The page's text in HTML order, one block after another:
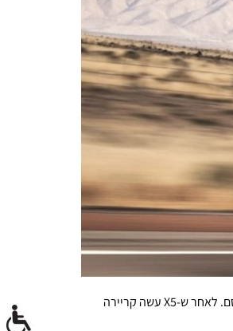
ב.מ.וו מכריזה על תחילת ייצורה של X4 החדשה. הרבה דיבורים על העיצוב, ההופעה, הנוכחות והמסרים. אבל החומר הקשה מספק את הסחורה הצלחה צריך למקסם. לאחר ש-X5 עשה קריירה